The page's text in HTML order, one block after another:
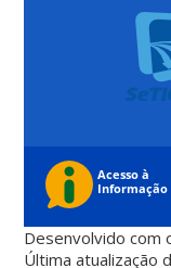
Desenvolvido com
Última atualização